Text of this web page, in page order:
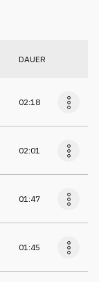
DAUER
02:18
02:01
01:47
01:45